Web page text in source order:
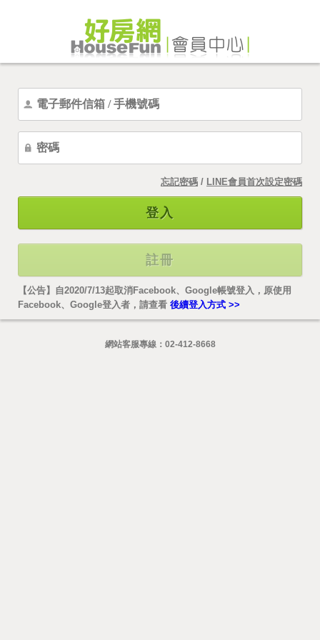
忘記密碼 / LINE會員首次設定密碼
登入
註冊
【公告】自2020/7/13起取消Facebook、Google帳號登入，原使用
Facebook、Google登入者，請查看 後續登入方式 >>
網站客服專線： 02-412-8668